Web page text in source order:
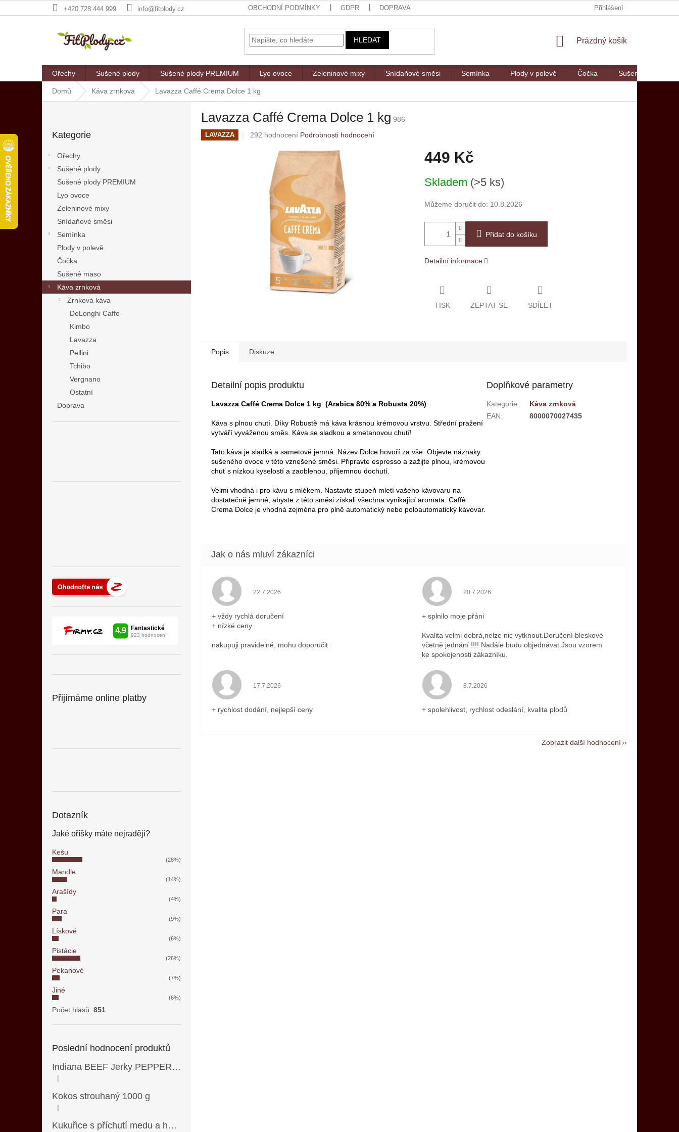
na
+420 728 444 999 info@fitplody.cz OBCHODNÍ PODMÍNKY GDPR DOPRAVA Přihlášení
HLEDAT
NÁKUPNÍ
Prázdný košík
Ořechy Sušené plody Sušené plody PREMIUM Lyo ovoce Zeleninové mixy Snídaňové směsi Semínka Plody v polevě Čočka Sušené maso
Domů Káva zrnková Lavazza Caffé Crema Dolce 1 kg
kategorie
Kategorie
Ořechy
Sušené plody
Sušené plody PREMIUM
Lyo ovoce
Zeleninové mixy
Snídaňové směsi
Semínka
Plody v polevě
Čočka
Sušené maso
Káva zrnková
Zrnková káva
DeLonghi Caffe
Kimbo
Lavazza
Pellini
Tchibo
Vergnano
Ostatní
Doprava
Přijímáme online platby
Dotazník
Jaké oříšky máte nejraději?
Kešu
(28%)
Mandle
(14%)
Arašídy
(4%)
Para
(9%)
Lískové
(6%)
Pistácie
(26%)
Pekanové
(7%)
Jiné
(6%)
Počet hlasů: 851
Poslední hodnocení produktů
Indiana BEEF Jerky PEPPERED 90 g
Hodnocení produktu je 5 z 5 hvězdiček.
|
Kokos strouhaný 1000 g
Hodnocení produktu je 5 z 5 hvězdiček.
|
Kukuřice s příchutí medu a hořčice 500 g
Lavazza Caffé Crema Dolce 1 kg 986
LAVAZZA
Průměrné
produktu
hvězdiček.
292 hodnocení Podrobnosti hodnocení
449 Kč
cena:
Skladem (>5 ks)
Můžeme doručit do: 10.8.2026
Přidat do košíku
Detailní informace
TISK ZEPTAT SE SDÍLET
Popis Diskuze
Detailní popis produktu
Lavazza Caffé Crema Dolce 1 kg (Arabica 80% a Robusta 20%)
Káva s plnou chutí. Díky Robustě má káva krásnou krémovou vrstvu. Střední pražení
vytváří vyváženou směs. Káva se sladkou a smetanovou chutí!
Tato káva je sladká a sametově jemná. Název Dolce hovoří za vše. Objevte náznaky
sušeného ovoce v této vznešené směsi. Připravte espresso a zažijte plnou, krémovou
chuť s nízkou kyselostí a zaoblenou, příjemnou dochutí.
Velmi vhodná i pro kávu s mlékem. Nastavte stupeň mletí vašeho kávovaru na
dostatečně jemné, abyste z této směsi získali všechna vynikající aromata. Caffè
Crema Dolce je vhodná zejména pro plně automatický nebo poloautomatický kávovar.
Doplňkové parametry
Kategorie:
Káva zrnková
EAN: 8000070027435
Hodnocení obchodu je 5 z 5 hvězdiček.
22.7.2026
+ vždy rychlá doručení
+ nízké ceny
nakupuji pravidelně, mohu doporučit
Hodnocení obchodu je 5 z 5 hvězdiček.
20.7.2026
+ splnilo moje přáni
Kvalita velmi dobrá,nelze nic vytknout.Doručení bleskové
včetně jednání !!!! Nadále budu objednávat.Jsou vzorem
ke spokojenosti zákazníku.
Hodnocení obchodu je 5 z 5 hvězdiček.
17.7.2026
+ rychlost dodání, nejlepší ceny
Hodnocení obchodu je 5 z 5 hvězdiček.
8.7.2026
+ spolehlivost, rychlost odeslání, kvalita plodů
Zobrazit další hodnocení